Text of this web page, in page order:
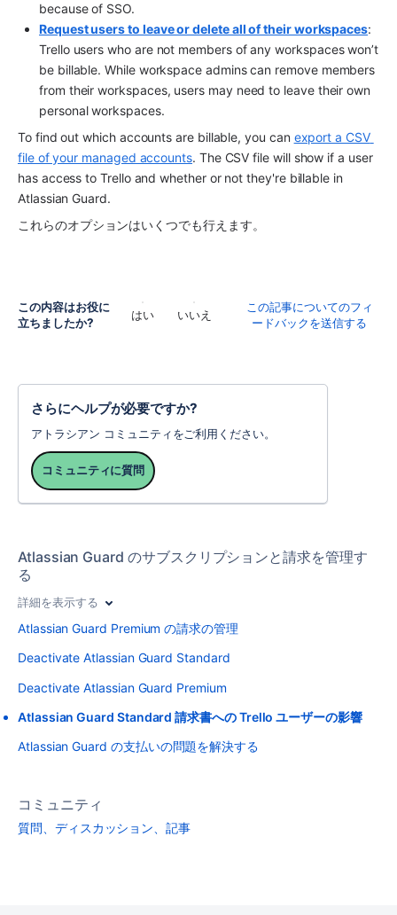
because of SSO.
Request users to leave or delete all of their workspaces:
Trello users who are not members of any workspaces won’t
be billable. While workspace admins can remove members
from their workspaces, users may need to leave their own
personal workspaces.
To find out which accounts are billable, you can export a CSV
file of your managed accounts. The CSV file will show if a user
has access to Trello and whether or not they're billable in
Atlassian Guard.
これらのオプションはいくつでも行えます。
この内容はお役に
立ちましたか?
はい いいえ
この記事についてのフィ
ードバックを送信する
さらにヘルプが必要ですか?
アトラシアン コミュニティをご利用ください。
コミュニティに質問
Atlassian Guard のサブスクリプションと請求を管理す
る
詳細を表示する
Atlassian Guard Premium の請求の管理
Deactivate Atlassian Guard Standard
Deactivate Atlassian Guard Premium
Atlassian Guard Standard 請求書への Trello ユーザーの影響
Atlassian Guard の支払いの問題を解決する
コミュニティ
質問、ディスカッション、記事